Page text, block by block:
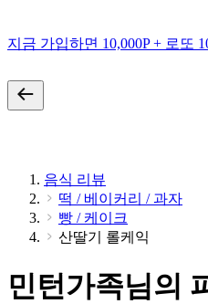
지금 가입하면 10,000P + 로또
음식 리뷰
떡 / 베이커리 / 과자
빵 / 케이크
산딸기 롤케익
민턴가족님의